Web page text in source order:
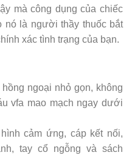
mà công dụng của chiếc
nó là người thầy thuốc bắt
xác tình trạng của bạn.
hồng ngoại nhỏ gọn, không
vfa mao mạch ngay dưới
cảm ứng, cáp kết nối,
tay cổ ngỗng và sách